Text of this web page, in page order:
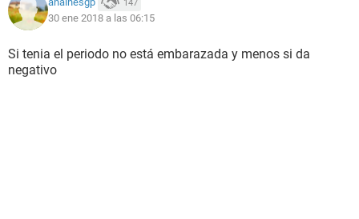
147
30 ene 2018 a las 06:15
Si tenia el periodo no está embarazada y menos si da
negativo